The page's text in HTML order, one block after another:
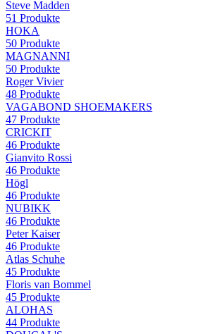
Steve Madden
51 Produkte
HOKA
50 Produkte
MAGNANNI
50 Produkte
Roger Vivier
48 Produkte
VAGABOND SHOEMAKERS
47 Produkte
CRICKIT
46 Produkte
Gianvito Rossi
46 Produkte
Högl
46 Produkte
NUBIKK
46 Produkte
Peter Kaiser
46 Produkte
Atlas Schuhe
45 Produkte
Floris van Bommel
45 Produkte
ALOHAS
44 Produkte